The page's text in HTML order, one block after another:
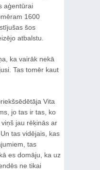
aģentūrai
1600
šos
atbalstu.
ka vairāk nekā
Tas tomēr kaut
Vita
jo tas ir tas, ko
jau rēķinās ar
tas vidējais, kas
tas
es domāju, ka uz
ne tikai